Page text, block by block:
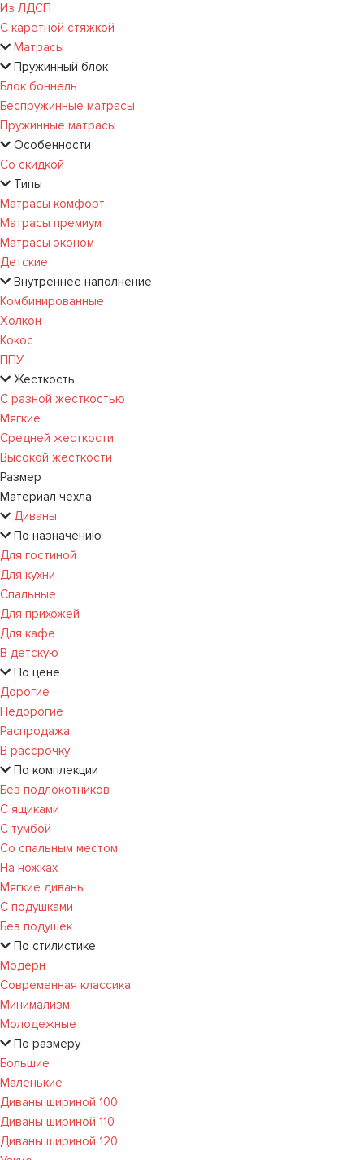
Из ЛДСП
С каретной стяжкой
Матрасы
Пружинный блок
Блок боннель
Беспружинные матрасы
Пружинные матрасы
Особенности
Со скидкой
Типы
Матрасы комфорт
Матрасы премиум
Матрасы эконом
Детские
Внутреннее наполнение
Комбинированные
Холкон
Кокос
ППУ
Жесткость
С разной жесткостью
Мягкие
Средней жесткости
Высокой жесткости
Размер
Материал чехла
Диваны
По назначению
Для гостиной
Для кухни
Спальные
Для прихожей
Для кафе
В детскую
По цене
Дорогие
Недорогие
Распродажа
В рассрочку
По комплекции
Без подлокотников
С ящиками
С тумбой
Со спальным местом
На ножках
Мягкие диваны
С подушками
Без подушек
По стилистике
Модерн
Современная классика
Минимализм
Молодежные
По размеру
Большие
Маленькие
Диваны шириной 100
Диваны шириной 110
Диваны шириной 120